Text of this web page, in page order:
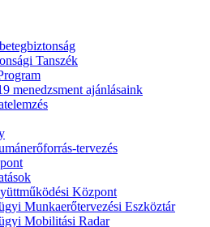
Tanszék
menedzsment ajánlásaink
tervezés
Központ
Munkaerőtervezési Eszköztár
Mobilitási Radar